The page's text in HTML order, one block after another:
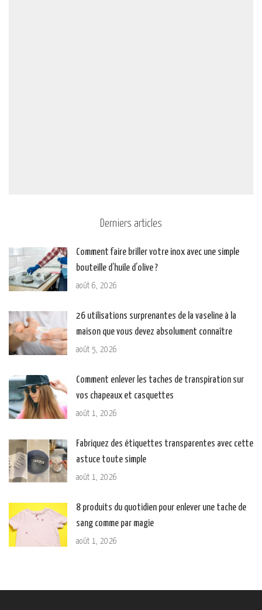
Derniers articles
Comment faire briller votre inox avec une simple
bouteille d’huile d’olive ?
août 6, 2026
26 utilisations surprenantes de la vaseline à la
maison que vous devez absolument connaître
août 5, 2026
Comment enlever les taches de transpiration sur
vos chapeaux et casquettes
août 1, 2026
Fabriquez des étiquettes transparentes avec cette
astuce toute simple
août 1, 2026
8 produits du quotidien pour enlever une tache de
sang comme par magie
août 1, 2026